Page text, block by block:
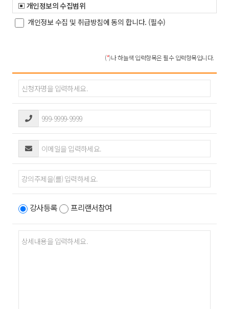
▣ 개인정보의 수집범위
1) 수집하는 정보
* 필수 정보 : 이름, 이동전화번호, 이메일 주소 등
웹사이트는 다음과 같은 목적을 위하여 개인정보를 수집하고
있습니다
이름, 이동전화번호, 이메일 : 고지사항 전달, 본인의사확인,
불만처리등 원활한 의사소통 경로의 확보, 새로운 서비스 /
신상품이나 이벤트 정보안내
그 외 항목 : 개인맞춤 서비스를 제공하기 위한 자료
웹사이트는 이용자의 기본적 인권 침해의 우려가 있는 민감한
개인정보 ( 인종 및 민족, 사상 및 신조, 출신지 및 본적지, 정치적
성향 및 범죄기록 , 건강상태 및 성생활 등 ) 는 수집하지 않습니다.
▣. 개인정보의 보유기간 및 이용기간
고객의 개인정보는 다음과 같이 개인정보의 수집목적 또는 제공받은
목적이 달성되면 파기됩니다.
이벤트 등이 종료한 때
의하여 보존할 필요성이 있는 경우에는 다음과 같이 일정기간 귀하의
개인정보를 보유할 수 있습니다.
개인정보 수집 및 취급방침에 동의 합니다. (필수)
(*)나 하늘색 입력항목은 필수 입력항목입니다.
강사등록 프리랜서참여